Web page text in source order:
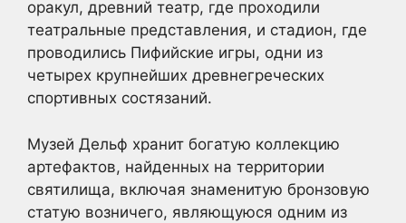
оракул, древний театр, где проходили
театральные представления, и стадион, где
проводились Пифийские игры, одни из
четырех крупнейших древнегреческих
спортивных состязаний.
Музей Дельф хранит богатую коллекцию
артефактов, найденных на территории
святилища, включая знаменитую бронзовую
статую возничего, являющуюся одним из